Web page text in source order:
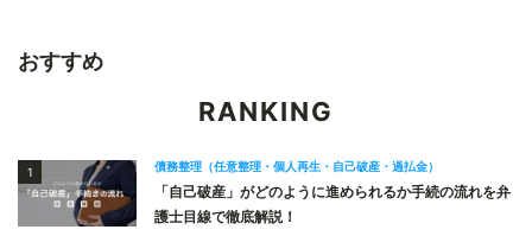
おすすめ
RANKING
1 債務整理（任意整理・個人再生・自己破産・過払金）
「自己破産」がどのように進められるか手続の流れを弁
護士目線で徹底解説！